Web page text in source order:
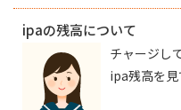
期限 2024
前申込とい
きのこと
か分かりま
ipaの残高について
チャージし
ipa残高を